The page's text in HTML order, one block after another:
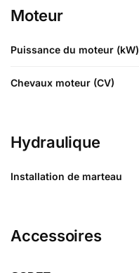
Moteur
Puissance du moteur (kW)
Chevaux moteur (CV)
Hydraulique
Installation de marteau
Accessoires